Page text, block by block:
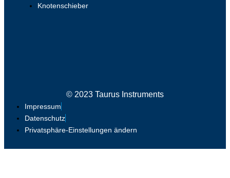
Knotenschieber
© 2023 Taurus Instruments
Impressum
Datenschutz
Privatsphäre-Einstellungen ändern